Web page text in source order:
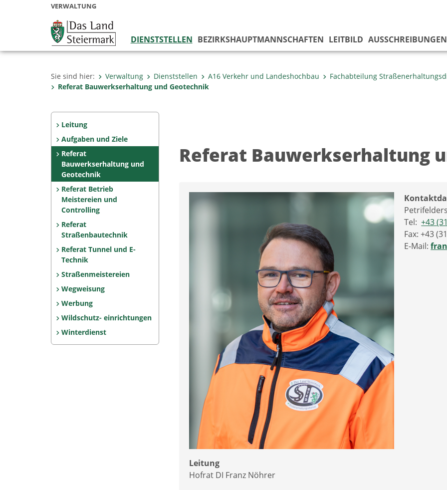
VERWALTUNG
DIENSTSTELLEN BEZIRKS­HAUPTMANNSCHAFTEN LEITBILD AUSSCHREIBUNGEN
Sie sind hier: Verwaltung Dienststellen A16 Verkehr und Landeshochbau
Fachabteilung
Referat Bauwerkserhaltung und Geotechnik
Leitung
Aufgaben und Ziele
Referat
Bauwerkserhaltung und
Geotechnik
Referat Betrieb
Meistereien und
Controlling
Referat
Straßenbautechnik
Referat Tunnel und E-
Technik
Straßenmeistereien
Wegweisung
Werbung
Wildschutz- einrichtungen
Winterdienst
Referat Bauwerkserhaltung
Leitung
Hofrat DI Franz Nöhrer
Tel:+43
Fax: +43
E-Mail: